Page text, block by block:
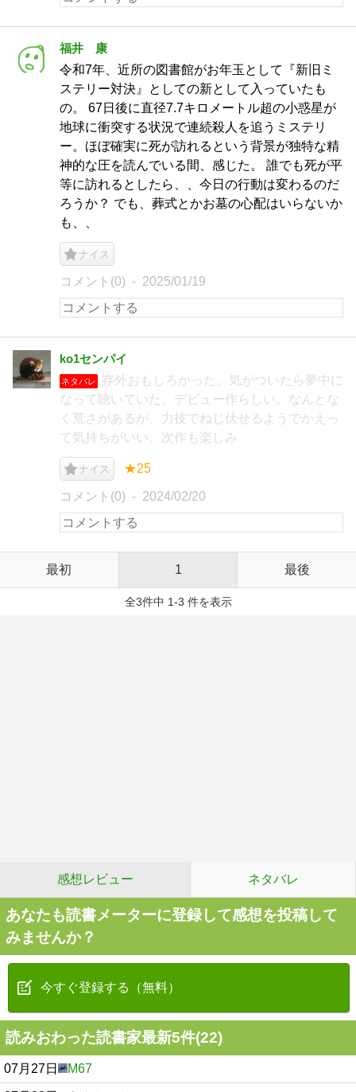
福井 康
令和7年、近所の図書館がお年玉として『新旧ミ
ステリー対決』としての新として入っていたも
の。 67日後に直径7.7キロメートル超の小惑星が
地球に衝突する状況で連続殺人を追うミステリ
ー。ほぼ確実に死が訪れるという背景が独特な精
神的な圧を読んでいる間、感じた。 誰でも死が平
等に訪れるとしたら、、今日の行動は変わるのだ
ろうか？ でも、葬式とかお墓の心配はいらないか
も、、
ナイス
コメント(0) 2025/01/19
ko1センパイ
ネタバレ
存外おもしろかった。気がついたら夢中に
なって聴いていた。デビュー作らしい。なんとな
く荒さがあるが、力技でねじ伏せるようでかえっ
て気持ちがいい。次作も楽しみ
ナイス ★25
コメント(0) 2024/02/20
最初 1 最後
全3件中 1-3 件を表示
感想レビュー ネタバレ
あなたも読書メーターに登録して感想を投稿して
みませんか？
今すぐ登録する（無料）
読みおわった読書家最新5件(22)
07月27日 M67